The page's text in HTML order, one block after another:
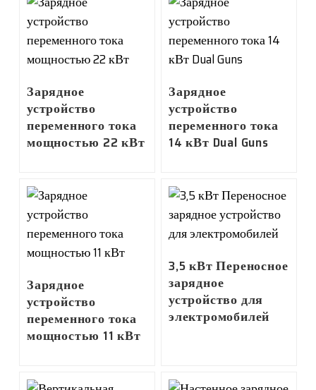
Зарядное
устройство
переменного тока
мощностью 22 кВт
Зарядное
устройство
переменного тока
14 кВт Dual Guns
Зарядное
устройство
переменного тока
мощностью 11 кВт
3,5 кВт Переносное
зарядное
устройство для
электромобилей